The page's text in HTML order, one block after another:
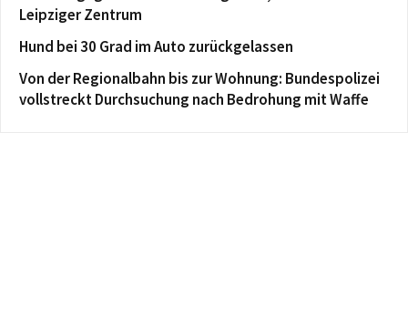
Leipziger Zentrum
Hund bei 30 Grad im Auto zurückgelassen
Von der Regionalbahn bis zur Wohnung: Bundespolizei
vollstreckt Durchsuchung nach Bedrohung mit Waffe